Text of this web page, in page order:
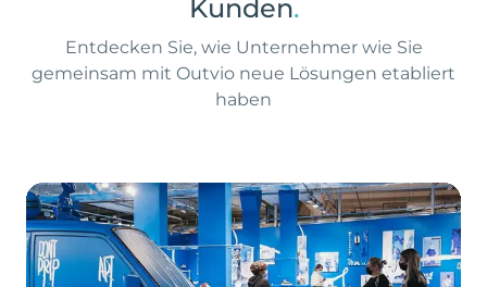
Kunden.
Entdecken Sie, wie Unternehmer wie Sie
gemeinsam mit Outvio neue Lösungen etabliert
haben